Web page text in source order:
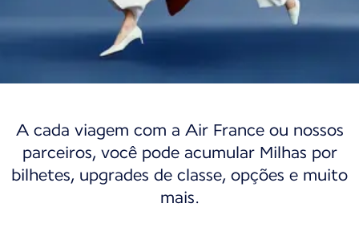
Flying Blue
Participe do nosso programa de fidelidade
A cada viagem com a Air France ou nossos
parceiros, você pode acumular Milhas por
bilhetes, upgrades de classe, opções e muito
mais.